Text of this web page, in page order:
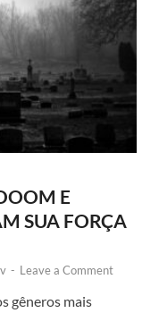
E
SUA FORÇA
- Leave a Comment
gêneros mais